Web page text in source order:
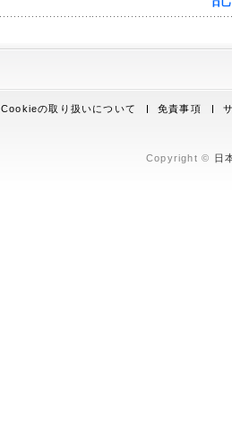
Cookieの取り扱いについて 免責事項
Copyright © 日